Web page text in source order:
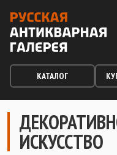
КАТАЛОГ
ИСКУССТВО